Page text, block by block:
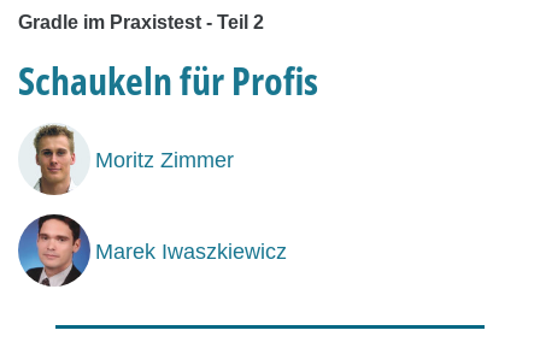
Gradle im Praxistest - Teil 2
Schaukeln für Profis
Moritz Zimmer
Marek Iwaszkiewicz